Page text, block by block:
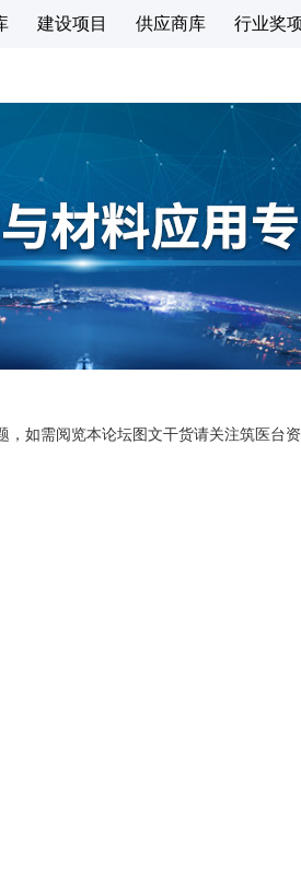
建设项目 供应商库 行业奖
如需阅览本论坛图文干货请关注筑医台资